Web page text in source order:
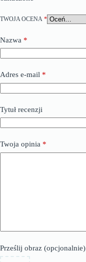
TWOJA OCENA *
Nazwa *
Adres e-mail *
Tytuł recenzji
Twoja opinia *
Prześlij obraz (opcjonalnie)